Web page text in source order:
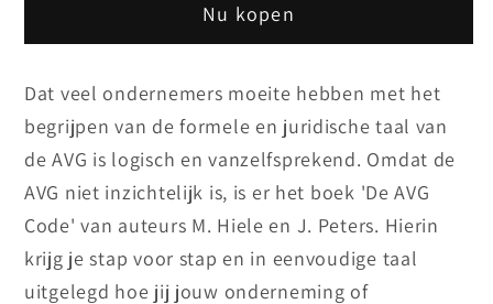
CodeNu kopen
Dat veel ondernemers moeite hebben met het
begrijpen van de formele en juridische taal van
de AVG is logisch en vanzelfsprekend. Omdat de
AVG niet inzichtelijk is, is er het boek 'De AVG
Code' van auteurs M. Hiele en J. Peters. Hierin
krijg je stap voor stap en in eenvoudige taal
uitgelegd hoe jij jouw onderneming of